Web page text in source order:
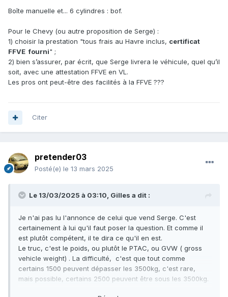
Boîte manuelle et... 6 cylindres : bof.
Pour le Chevy (ou autre proposition de Serge) :
1) choisir la prestation "tous frais au Havre inclus, certificat
FFVE fourni" ;
2) bien s’assurer, par écrit, que Serge livrera le véhicule, quel qu’il
soit, avec une attestation FFVE en VL.
Les pros ont peut-être des facilités à la FFVE ???
Citer
pretender03
Posté(e) le 13 mars 2025
Le 13/03/2025 à 03:10, Gilles a dit :
Je n'ai pas lu l'annonce de celui que vend Serge. C'est
certainement à lui qu'il faut poser la question. Et comme il
est plutôt compétent, il te dira ce qu'il en est.
Le truc, c'est le poids, ou plutôt le PTAC, ou GVW ( gross
vehicle weight) . La difficulté, c'est que tout comme
certains 1500 peuvent dépasser les 3500kg, c'est rare,
mais possible, certains 2500 peuvent être sous les 3500kg.